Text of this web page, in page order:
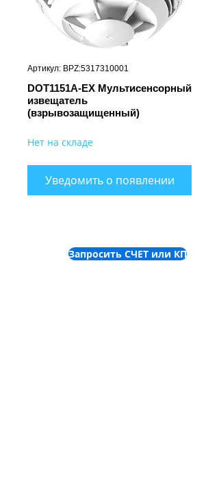
Артикул: BPZ:5317310001
DOT1151A-EX Мультисенсорный
извещатель
(взрывозащищенный)
Нет на складе
Уведомить о появлении
Запросить СЧЕТ или КП